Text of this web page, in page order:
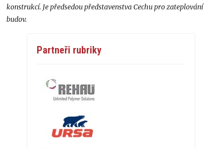
konstrukcí. Je předsedou představenstva Cechu pro zateplování
budov.
Partneři rubriky